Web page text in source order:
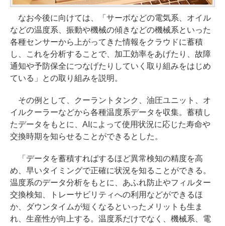
なお今後に向けては、「サーボなどの電気系、オイル
などの温度系、振動や機械の傾きなどの機械系といった
各種センサーから上がってきた情報をクラウドに蓄積
し、これを分析することで、加工効率をあげたり、故障
通知や予防保全につなげたりしていく取り組みをはじめ
ている」との取り組みを説明。
その例として、クーラントタンク、油圧ユニット、オ
イルクーラーなどから各種温度系データを収集。蓄積し
たデータをもとに、AIによって使用状況に応じた寿命や
交換時期を知らせることができるとした。
「データを蓄積すればするほど異常検知の精度を高
め、早いタイミングで正確に状況を知ることができる。
温度系のデータ分析をもとに、あふれ防止やフィルター
交換検知、トレーサビリティへの利用などができるほ
か、ダウンタイムが短くなるといったメリットも生ま
れ、生産性が向上する。温度系だけでなく、機械系、電